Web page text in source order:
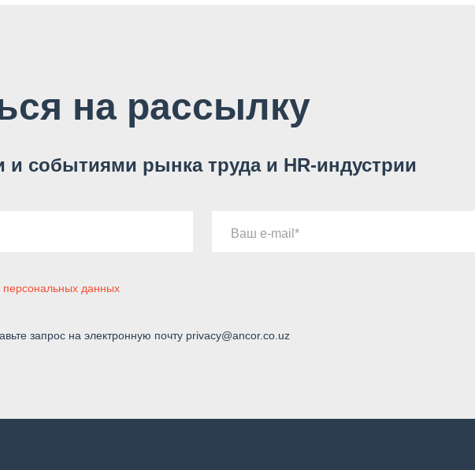
на рассылку
событиями рынка труда и HR-индустрии
Ваш e-mail
персональных данных
запрос на электронную почту privacy@ancor.co.uz